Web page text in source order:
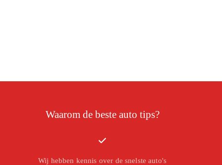
Waarom de beste auto tips?
Wij hebben kennis over de snelste auto's